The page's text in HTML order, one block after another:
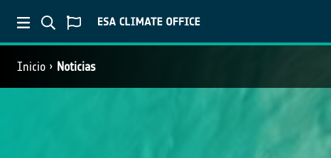
Inicio Noticias